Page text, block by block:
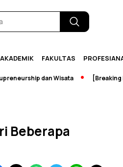
FAKULTAS
dan Wisata [Breaking
Beberapa